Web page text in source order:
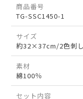
商品番号
TG-SSC1450-1
サイズ
約32×37cm/2色刺し
素材
綿100％
セット内容